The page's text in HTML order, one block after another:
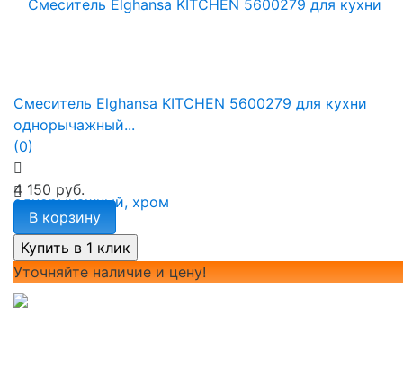
Смеситель Elghansa KITCHEN 5600279 для кухни
однорычажный...
(0)
4 150 руб.
В корзину
Уточняйте наличие и цену!